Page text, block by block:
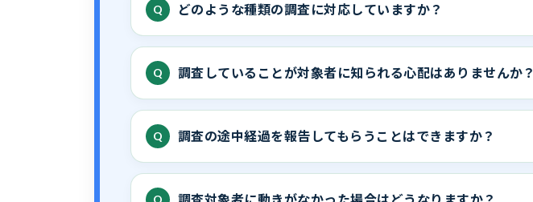
どのような種類の調査に対応していますか？
調査していることが対象者に知られる心配はありませんか？
調査の途中経過を報告してもらうことはできますか？
調査対象者に動きがなかった場合はどうなりますか？